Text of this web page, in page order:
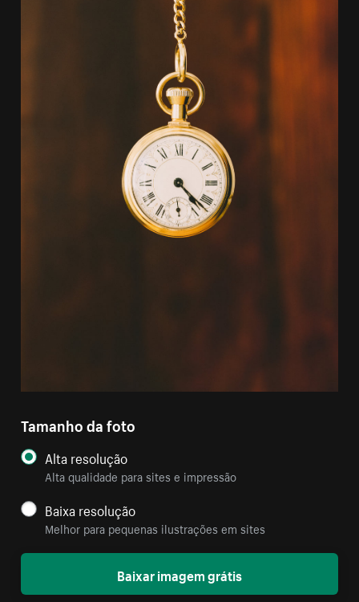
Tamanho da foto
Alta resolução
Alta qualidade para sites e impressão
Baixa resolução
Melhor para pequenas ilustrações em sites
Baixar imagem grátis